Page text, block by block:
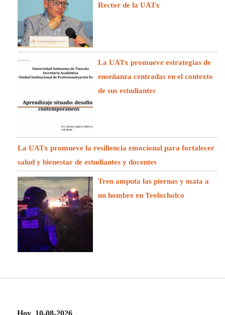
Rector de la UATx
La UATx promueve estrategias de
enseñanza centradas en el contexto
de sus estudiantes
La UATx promueve la resiliencia emocional para fortalecer
salud y bienestar de estudiantes y docentes
Tren amputa las piernas y mata a
un hombre en Teolocholco
Hoy 10-08-2026